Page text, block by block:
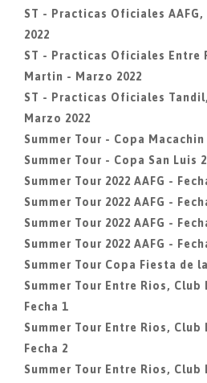
ST - Practicas Oficiales
2022
ST - Practicas Oficiales Entre
Martin - Marzo 2022
ST - Practicas Oficiales
Marzo 2022
Summer Tour - Copa Macachin
Summer Tour - Copa San Luis
Summer Tour 2022 AAFG -
Summer Tour 2022 AAFG -
Summer Tour 2022 AAFG -
Summer Tour 2022 AAFG -
Summer Tour Copa Fiesta de
Summer Tour Entre Rios, Club
Fecha 1
Summer Tour Entre Rios, Club
Fecha 2
Summer Tour Entre Rios, Club